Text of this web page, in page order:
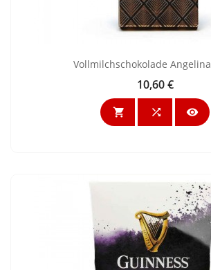
Vollmilchschokolade
Preis
10,60 €
  